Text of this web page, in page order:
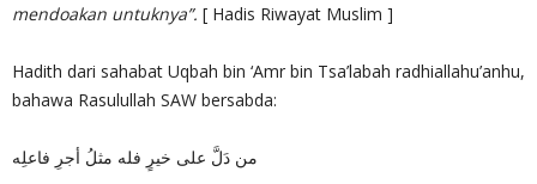
mendoakan untuknya”. [ Hadis Riwayat Muslim ]
Hadith dari sahabat Uqbah bin ‘Amr bin Tsa’labah radhiallahu’anhu,
bahawa Rasulullah SAW bersabda:
من دَلَّ على خيرٍ فله مثلُ أجرِ فاعلِه